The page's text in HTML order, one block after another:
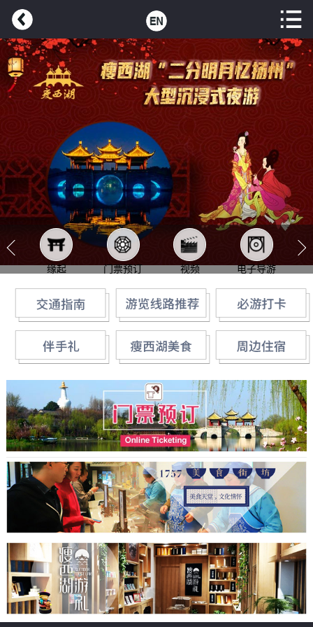
缘起 门票预订 视频 电子导游